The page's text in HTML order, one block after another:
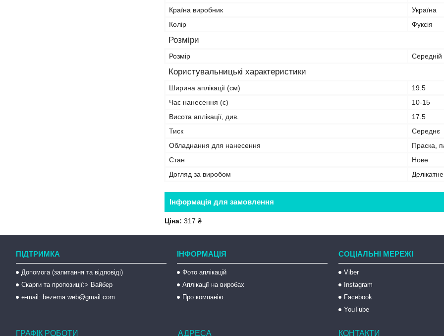
Країна виробник
Україна
Колір
Фуксія
Розміри
Розмір Середній
Користувальницькі характеристики
Ширина аплікації (см)
19.5
Час нанесення (с)
10-15
Висота аплікації, див.
17.5
Тиск
Середнє
Обладнання для нанесення
Праска,
Стан
Нове
Догляд за виробом
Інформація для замовлення
Ціна: 317 ₴
ПІДТРИМКА
Допомога (запитання та відповіді)
Скарги та пропозиції:> Вайбер
e-mail: bezema.web@gmail.com
ІНФОРМАЦІЯ
Фото аплікацій
Аплікації на виробах
Про компанію
СОЦІАЛЬНІ МЕРЕЖІ
Viber
Instagram
Facebook
YouTube
ГРАФІК РОБОТИ